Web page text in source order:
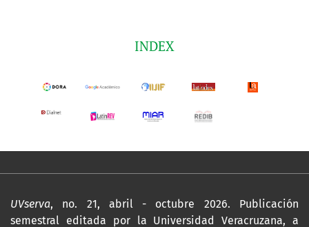
INDEX
UVserva, no. 21, abril - octubre 2026. Publicación
semestral editada por la Universidad Veracruzana, a